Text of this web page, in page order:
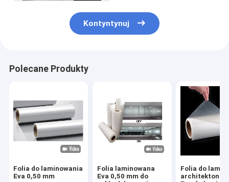
Kontyntynuj
Polecane Produkty
Folia do laminowania
Eva 0,50 mm
Folia laminowana
Eva 0,50 mm do
Folia do